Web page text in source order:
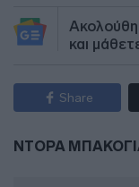
και
Share
ΝΤΟΡΑ